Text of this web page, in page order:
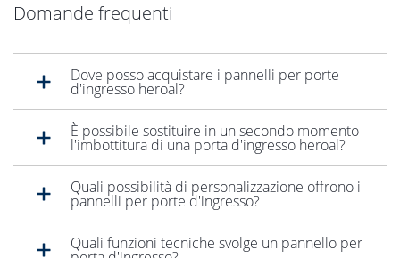
Domande frequenti
Dove posso acquistare i pannelli per porte
d'ingresso heroal?
È possibile sostituire in un secondo momento
l'imbottitura di una porta d'ingresso heroal?
Quali possibilità di personalizzazione offrono i
pannelli per porte d'ingresso?
Quali funzioni tecniche svolge un pannello per